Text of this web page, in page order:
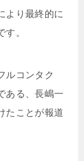
より最終的に
。
ルコンタク
ある、長嶋一
たことが報道